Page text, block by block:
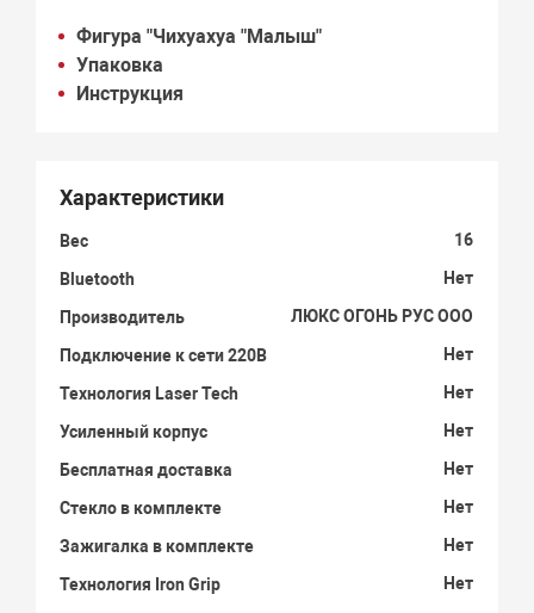
Фигура "Чихуахуа "Малыш"
Упаковка
Инструкция
Характеристики
Вес 16
Bluetooth Нет
Производитель ЛЮКС ОГОНЬ РУС ООО
Подключение к сети 220В Нет
Технология Laser Tech Нет
Усиленный корпус Нет
Бесплатная доставка Нет
Стекло в комплекте Нет
Зажигалка в комплекте Нет
Технология Iron Grip Нет